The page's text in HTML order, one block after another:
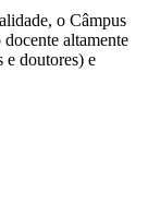
o Câmpus
altamente
e doutores) e